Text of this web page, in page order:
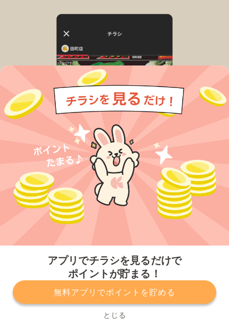
アプリでチラシを見るだけで
ポイントが貯まる！
無料アプリでポイントを貯める
とじる
プライバシーポリシー 利用規約
運営会社
サービスに関してのお問い合わせ